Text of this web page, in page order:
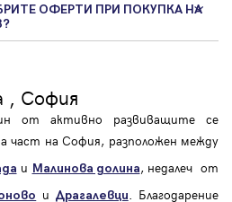
ОФЕРТИ ПРИ ПОКУПКА НА
, София
от активно развиващите се
на София, разположен между
и Малинова долина, недалеч от
и Драгалевци
. Благодарение